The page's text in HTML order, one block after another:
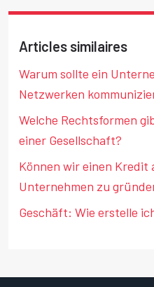
Articles similaires
Warum sollte ein
Netzwerken
Welche Rechtsformen
einer Gesellschaft?
Können wir einen Kredit
Unternehmen zu
Geschäft: Wie erstelle